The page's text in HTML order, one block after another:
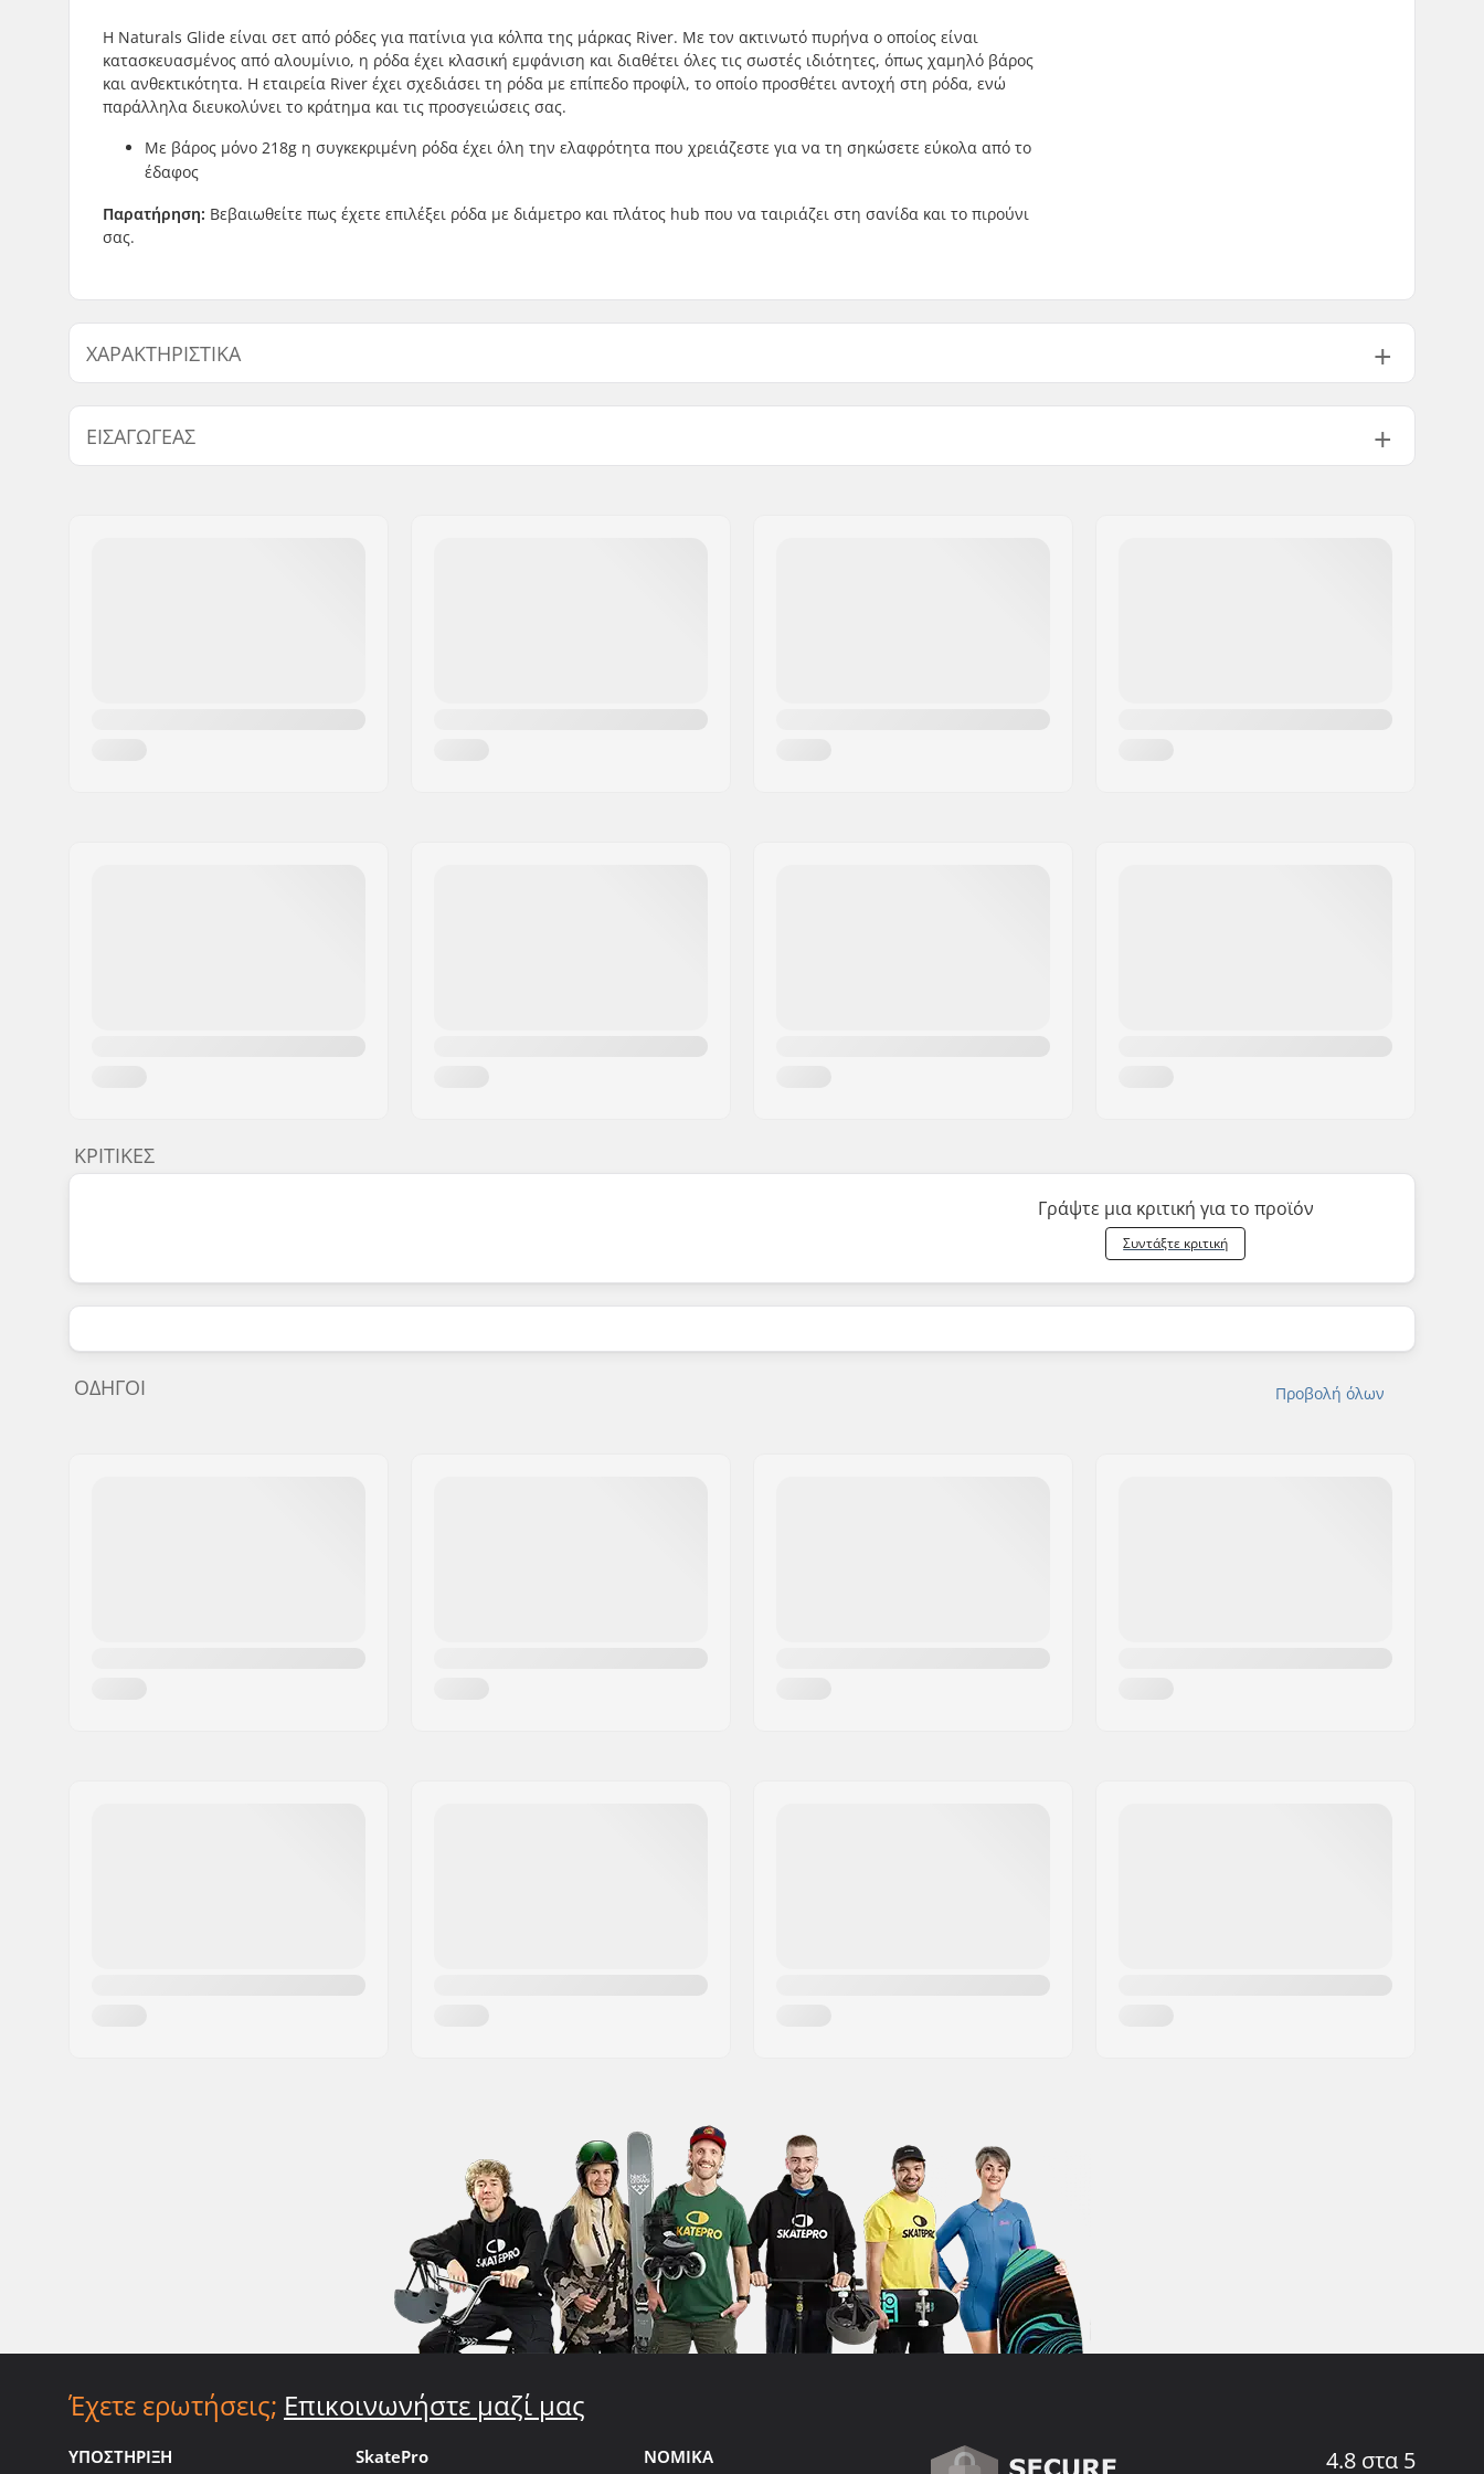
H Naturals Glide είναι σετ από ρόδες για πατίνια για κόλπα της μάρκας River. Με τον ακτινωτό πυρήνα ο οποίος είναι
κατασκευασμένος από αλουμίνιο, η ρόδα έχει κλασική εμφάνιση και διαθέτει όλες τις σωστές ιδιότητες, όπως χαμηλό βάρος
και ανθεκτικότητα. Η εταιρεία River έχει σχεδιάσει τη ρόδα με επίπεδο προφίλ, το οποίο προσθέτει αντοχή στη ρόδα, ενώ
παράλληλα διευκολύνει το κράτημα και τις προσγειώσεις σας.
Με βάρος μόνο 218g η συγκεκριμένη ρόδα έχει όλη την ελαφρότητα που χρειάζεστε για να τη σηκώσετε εύκολα από το
έδαφος
Παρατήρηση: Βεβαιωθείτε πως έχετε επιλέξει ρόδα με διάμετρο και πλάτος hub που να ταιριάζει στη σανίδα και το πιρούνι
σας.
ΧΑΡΑΚΤΗΡΙΣΤΙΚΆ
Διάμετρος ρόδας:
110mm
Ρουλεμάν:
Πυρήνας:
Ακτινωτός
Προφίλ ρόδας:
Flat
Μέγεθος ρουλεμάν:
608
ΕΙΣΑΓΩΓΈΑΣ
ΚΡΙΤΙΚΈΣ
Γράψτε μια κριτική για το προϊόν
Συντάξτε κριτική
Προβολή όλων
ΟΔΗΓΟΊ
Έχετε ερωτήσεις; Επικοινωνήστε μαζί μας
ΥΠΟΣΤΗΡΙΞΗ SkatePro ΝΟΜΙΚΑ 4.8 στα 5